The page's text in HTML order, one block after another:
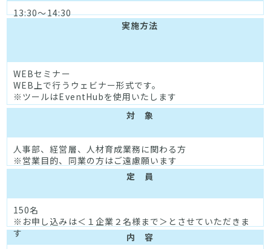
13:30～14:30
実施方法
WEBセミナー
WEB上で行うウェビナー形式です。
※ツールはEventHubを使用いたします
対 象
人事部、経営層、人材育成業務に関わる方
※営業目的、同業の方はご遠慮願います
定 員
150名
※お申し込みは＜１企業２名様まで＞とさせていただきま
す
内 容